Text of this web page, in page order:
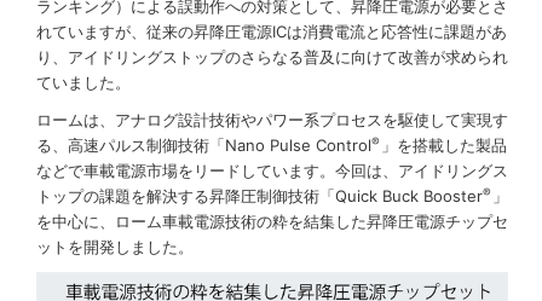
ランキング）による誤動作への対策として、昇降圧電源が必要とさ
れていますが、従来の昇降圧電源ICは消費電流と応答性に課題があ
り、アイドリングストップのさらなる普及に向けて改善が求められ
ていました。
ロームは、アナログ設計技術やパワー系プロセスを駆使して実現す
る、高速パルス制御技術「Nano Pulse Control® 」を搭載した製品
などで車載電源市場をリードしています。今回は、アイドリングス
トップの課題を解決する昇降圧制御技術「Quick Buck Booster® 」
を中心に、ローム車載電源技術の粋を結集した昇降圧電源チップセ
ットを開発しました。